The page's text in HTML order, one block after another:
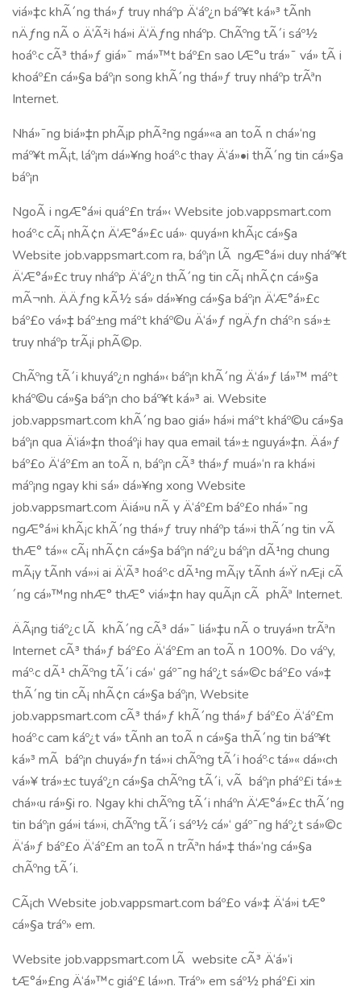
viá»‡c khÃ´ng thá»ƒ truy nháº­p Ä‘áº¿n báº¥t ká»³ tÃ­nh
nÄƒng nÃ o Ä‘Ã²i há»i Ä‘Äƒng nháº­p. ChÃºng tÃ´i sáº½
hoáº·c cÃ³ thá»ƒ giá»¯ má»™t báº£n sao lÆ°u trá»¯ vá» tÃ i
khoáº£n cá»§a báº¡n song khÃ´ng thá»ƒ truy nháº­p trÃªn
Internet.
Nhá»¯ng biá»‡n phÃ¡p phÃ²ng ngá»«a an toÃ n chá»‘ng
máº¥t mÃ¡t, láº¡m dá»¥ng hoáº·c thay Ä‘á»•i thÃ´ng tin cá»§a
báº¡n
NgoÃ i ngÆ°á»i quáº£n trá»‹ Website job.vappsmart.com
hoáº·c cÃ¡ nhÃ¢n Ä‘Æ°á»£c uá»· quyá»n khÃ¡c cá»§a
Website job.vappsmart.com ra, báº¡n lÃ ngÆ°á»i duy nháº¥t
Ä‘Æ°á»£c truy nháº­p Ä‘áº¿n thÃ´ng tin cÃ¡ nhÃ¢n cá»§a
mÃ¬nh. ÄÄƒng kÃ½ sá»­ dá»¥ng cá»§a báº¡n Ä‘Æ°á»£c
báº£o vá»‡ báº±ng máº­t kháº©u Ä‘á»ƒ ngÄƒn cháº·n sá»±
truy nháº­p trÃ¡i phÃ©p.
ChÃºng tÃ´i khuyáº¿n nghá»‹ báº¡n khÃ´ng Ä‘á»ƒ lá»™ máº­t
kháº©u cá»§a báº¡n cho báº¥t ká»³ ai. Website
job.vappsmart.com khÃ´ng bao giá» há»i máº­t kháº©u cá»§a
báº¡n qua Ä‘iá»‡n thoáº¡i hay qua email tá»± nguyá»‡n. Äá»ƒ
báº£o Ä‘áº£m an toÃ n, báº¡n cÃ³ thá»ƒ muá»‘n ra khá»i
máº¡ng ngay khi sá»­ dá»¥ng xong Website
job.vappsmart.com Äiá»u nÃ y Ä‘áº£m báº£o nhá»¯ng
ngÆ°á»i khÃ¡c khÃ´ng thá»ƒ truy nháº­p tá»›i thÃ´ng tin vÃ
thÆ° tá»« cÃ¡ nhÃ¢n cá»§a báº¡n náº¿u báº¡n dÃ¹ng chung
mÃ¡y tÃ­nh vá»›i ai Ä‘Ã³ hoáº·c dÃ¹ng mÃ¡y tÃ­nh á»Ÿ nÆ¡i cÃ
´ng cá»™ng nhÆ° thÆ° viá»‡n hay quÃ¡n cÃ phÃª Internet.
ÄÃ¡ng tiáº¿c lÃ khÃ´ng cÃ³ dá»¯ liá»‡u nÃ o truyá»n trÃªn
Internet cÃ³ thá»ƒ báº£o Ä‘áº£m an toÃ n 100%. Do váº­y,
máº·c dÃ¹ chÃºng tÃ´i cá»‘ gáº¯ng háº¿t sá»©c báº£o vá»‡
thÃ´ng tin cÃ¡ nhÃ¢n cá»§a báº¡n, Website
job.vappsmart.com cÃ³ thá»ƒ khÃ´ng thá»ƒ báº£o Ä‘áº£m
hoáº·c cam káº¿t vá» tÃ­nh an toÃ n cá»§a thÃ´ng tin báº¥t
ká»³ mÃ báº¡n chuyá»ƒn tá»›i chÃºng tÃ´i hoáº·c tá»« dá»‹ch
vá»¥ trá»±c tuyáº¿n cá»§a chÃºng tÃ´i, vÃ báº¡n pháº£i tá»±
chá»‹u rá»§i ro. Ngay khi chÃºng tÃ´i nháº­n Ä‘Æ°á»£c thÃ´ng
tin báº¡n gá»­i tá»›i, chÃºng tÃ´i sáº½ cá»‘ gáº¯ng háº¿t sá»©c
Ä‘á»ƒ báº£o Ä‘áº£m an toÃ n trÃªn há»‡ thá»‘ng cá»§a
chÃºng tÃ´i.
CÃ¡ch Website job.vappsmart.com báº£o vá»‡ Ä‘á»i tÆ°
cá»§a tráº» em.
Website job.vappsmart.com lÃ website cÃ³ Ä‘á»‘i
tÆ°á»£ng Ä‘á»™c giáº£ lá»›n. Tráº» em sáº½ pháº£i xin